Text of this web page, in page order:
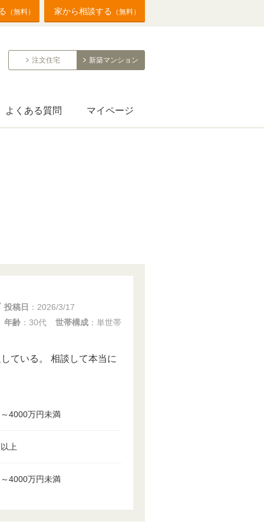
（無料） 家から相談する （無料）
注文住宅 新築マンション
よくある質問 マイページ
投稿日 ： 2026/3/17
年齢 ：30代 世帯構成 ：単世帯
ている。 相談して本当に
4000万円未満
上
4000万円未満